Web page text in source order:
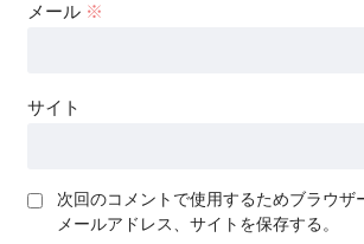
メール ※
サイト
次回のコメントで使用するためブラウザ
メールアドレス、サイトを保存する。